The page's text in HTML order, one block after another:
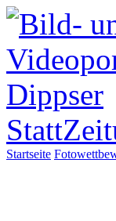
Startseite